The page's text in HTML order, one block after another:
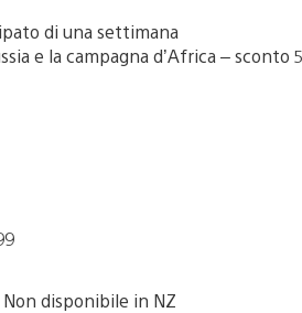
di una settimana
e la campagna d’Africa – sconto
Non disponibile in NZ